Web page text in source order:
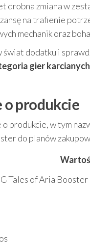
drobna zmiana w
na trafienie
mechanik oraz
dodatku i
gier karcianych
o produkcie
produkcie, w tym
do planów
Tales of Aria